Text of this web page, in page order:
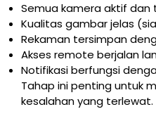
Semua kamera aktif dan
Kualitas gambar jelas
Rekaman tersimpan
Akses remote berjalan
Notifikasi berfungsi
Tahap ini penting untuk
kesalahan yang terlewat.